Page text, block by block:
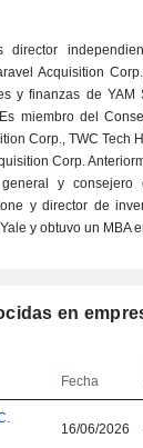
Acquisition
y finanzas de
miembro del
Corp., TWC Tech
Corp.
y
y director de
y obtuvo un MBA
en
Fecha
16/06/2026